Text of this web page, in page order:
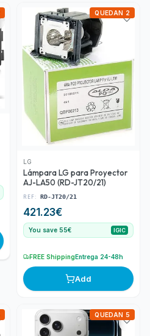
LG
Lámpara LG para Proyector
AJ-LA50 (RD-JT20/21)
REF: RD-JT20/21
421.23€
QUEDAN 2
You save 55€ IGIC
FREE ShippingEntrega 24-48h
Add
QUEDAN 5